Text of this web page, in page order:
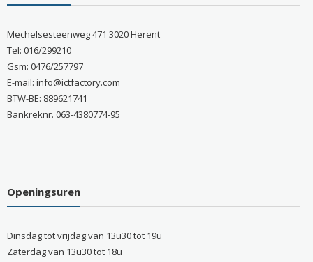
Mechelsesteenweg 471 3020 Herent
Tel: 016/299210
Gsm: 0476/257797
E-mail: info@ictfactory.com
BTW-BE: 889621741
Bankreknr. 063-4380774-95
Openingsuren
Dinsdag tot vrijdag van 13u30 tot 19u
Zaterdag van 13u30 tot 18u